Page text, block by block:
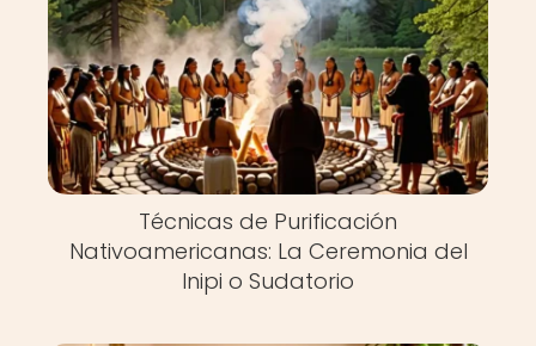
Técnicas de Purificación
Nativoamericanas: La Ceremonia del
Inipi o Sudatorio